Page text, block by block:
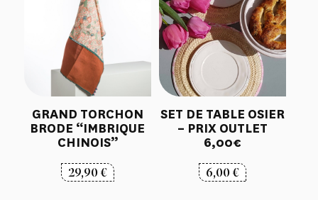
GRAND TORCHON
BRODE “IMBRIQUE
CHINOIS”
29,90€
SET DE TABLE OSIER
– PRIX OUTLET
6,00€
6,00€